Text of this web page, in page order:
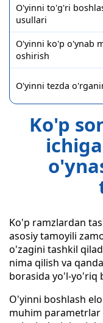
O'yinni to'g'ri
usullari
O'yinni ko'p o'ynab
oshirish
O'yinni tezda
Ko'p
Ko'p ramzlardan
asosiy tamoyili
o'zagini tashkil
nima qilish va
borasida yo'l-yo'riq
O'yinni boshlash
muhim